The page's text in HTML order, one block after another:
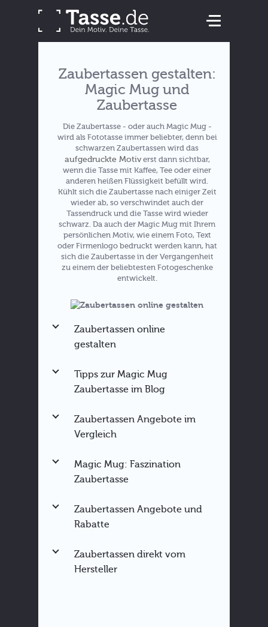
Zaubertassen gestalten:
Magic Mug und
Zaubertasse
Die Zaubertasse - oder auch Magic Mug -
wird als Fototasse immer beliebter, denn bei
schwarzen Zaubertassen wird das
aufgedruckte Motiverst dann sichtbar,
wenn die Tasse mit Kaffee, Tee oder einer
anderen heißen Flüssigkeit befüllt wird.
Kühlt sich die Zaubertasse nach einiger Zeit
wieder ab, so verschwindet auch der
Tassendruck und die Tasse wird wieder
schwarz. Da auch der Magic Mug mit Ihrem
persönlichen Motiv, wie einem Foto, Text
oder Firmenlogo bedruckt werden kann, hat
sich die Zaubertasse in der Vergangenheit
zu einem der beliebtesten Fotogeschenke
entwickelt.
Zaubertassen online
gestalten
direkt ausprobieren
Tipps zur Magic Mug
Zaubertasse im Blog
Zaubertassen Anleitung
Sprüche für die Zaubertasse
Zaubertassen Angebote im
Vergleich
Magic Mug: Faszination
Zaubertasse
Zaubertassen Angebote und
Rabatte
Zaubertassen direkt vom
Hersteller